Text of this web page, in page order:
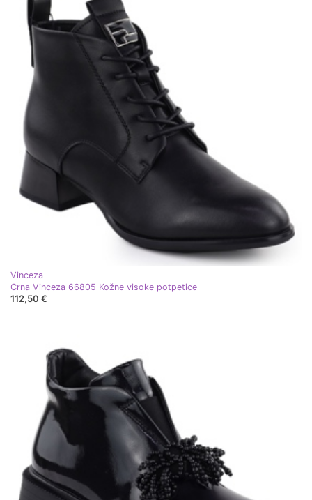
Vinceza
Crna Vinceza 66805 Kožne visoke potpetice
112,50 €